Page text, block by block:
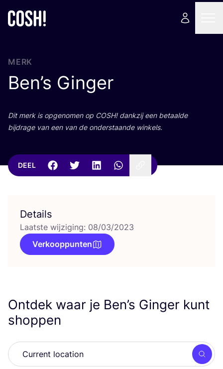
MERK
Ben’s Ginger
Dit merk is opge­no­men op COSH! dank­zij een betaal­de
bij­dra­ge van een van de onder­staan­de winkels.
DEEL
Details
Laatste wijziging: 08/03/2023
Verkooppunten
Ontdek waar je Ben’s Ginger kunt
shoppen
Zoek